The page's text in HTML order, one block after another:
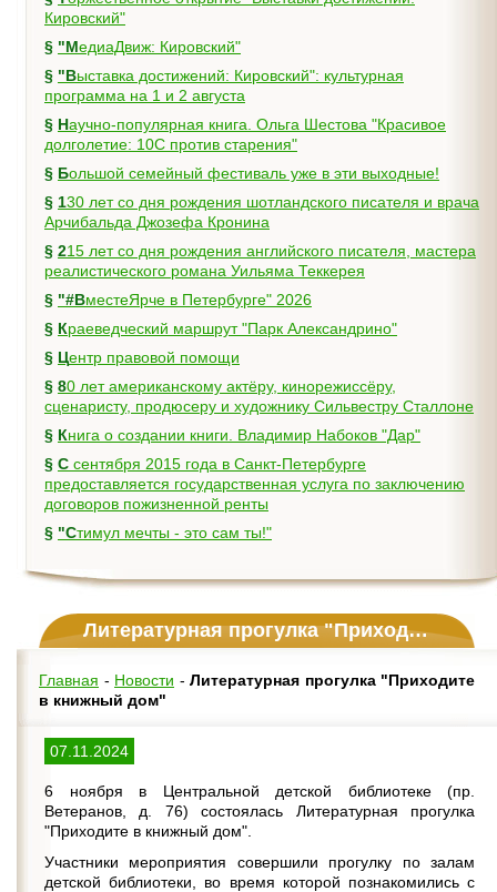
Кировский"
§
"МедиаДвиж: Кировский"
§ "Выставка достижений: Кировский": культурная
программа на 1 и 2 августа
§ Научно-популярная книга. Ольга Шестова "Красивое
долголетие: 10C против старения"
§
Большой семейный фестиваль уже в эти выходные!
§ 130 лет со дня рождения шотландского писателя и врача
Арчибальда Джозефа Кронина
§ 215 лет со дня рождения английского писателя, мастера
реалистического романа Уильяма Теккерея
§
"#ВместеЯрче в Петербурге" 2026
§
Краеведческий маршрут "Парк Александрино"
§
Центр правовой помощи
§ 80 лет американскому актёру, кинорежиссёру,
сценаристу, продюсеру и художнику Сильвестру Сталлоне
§
Книга о создании книги. Владимир Набоков "Дар"
§ С сентября 2015 года в Санкт-Петербурге
предоставляется государственная услуга по заключению
договоров пожизненной ренты
§
"Стимул мечты - это сам ты!"
Литературная прогулка "Приходите в книжный дом"
Главная - Новости - Литературная прогулка "Приходите
в книжный дом"
07.11.2024
6 ноября в Центральной детской библиотеке (пр.
Ветеранов, д. 76) состоялась Литературная прогулка
"Приходите в книжный дом".
Участники мероприятия совершили прогулку по залам
детской библиотеки, во время которой познакомились с